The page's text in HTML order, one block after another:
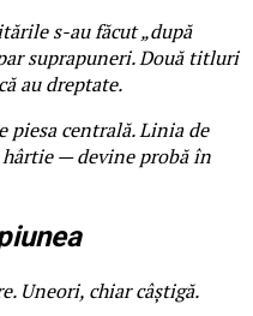
s-au făcut „după
suprapuneri. Două titluri
au dreptate.
piesa centrală. Linia de
— devine probă în
Uneori, chiar câștigă.